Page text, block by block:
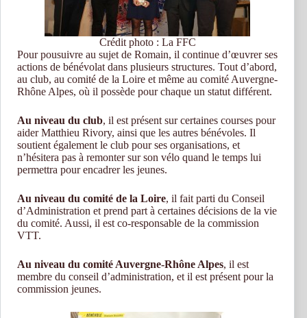
Crédit photo : La FFC
Pour pousuivre au sujet de Romain, il continue d’œuvrer ses
actions de bénévolat dans plusieurs structures. Tout d’abord,
au club, au comité de la Loire et même au comité Auvergne-
Rhône Alpes, où il possède pour chaque un statut différent.
Au niveau du club, il est présent sur certaines courses pour
aider Matthieu Rivory, ainsi que les autres bénévoles. Il
soutient également le club pour ses organisations, et
n’hésitera pas à remonter sur son vélo quand le temps lui
permettra pour encadrer les jeunes.
Au niveau du comité de la Loire, il fait parti du Conseil
d’Administration et prend part à certaines décisions de la vie
du comité. Aussi, il est co-responsable de la commission
VTT.
Au niveau du comité Auvergne-Rhône Alpes, il est
membre du conseil d’administration, et il est présent pour la
commission jeunes.